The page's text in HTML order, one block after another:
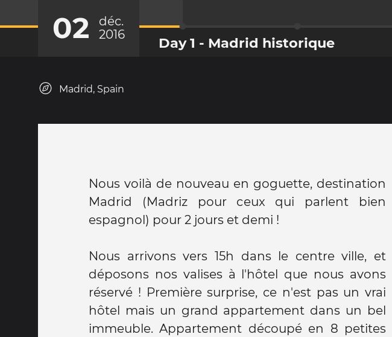
02
déc.
2016
Day 1 - Madrid historique
Madrid, Spain
Nous voilà de nouveau en goguette, destination
Madrid (Madriz pour ceux qui parlent bien
espagnol) pour 2 jours et demi !
Nous arrivons vers 15h dans le centre ville, et
déposons nos valises à l'hôtel que nous avons
réservé ! Première surprise, ce n'est pas un vrai
hôtel mais un grand appartement dans un bel
immeuble. Appartement découpé en 8 petites